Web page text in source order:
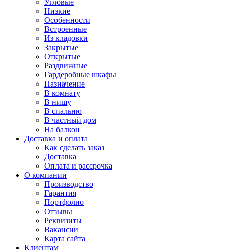
Угловые
Низкие
Особенности
Встроенные
Из кладовки
Закрытые
Открытые
Раздвижные
Гардеробные шкафы
Назначение
В комнату
В нишу
В спальню
В частный дом
На балкон
Доставка и оплата
Как сделать заказ
Доставка
Оплата и рассрочка
О компании
Производство
Гарантия
Портфолио
Отзывы
Реквизиты
Вакансии
Карта сайта
Клиентам